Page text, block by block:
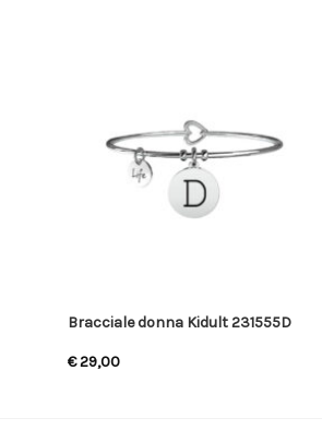
Bracciale donna Kidult 231555D
€29,00